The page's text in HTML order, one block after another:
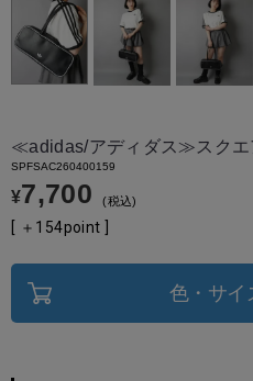
≪adidas/アディダス≫スクエ
SPFSAC260400159
¥7,700 税込
[ ＋ 154point ]
色・サイ